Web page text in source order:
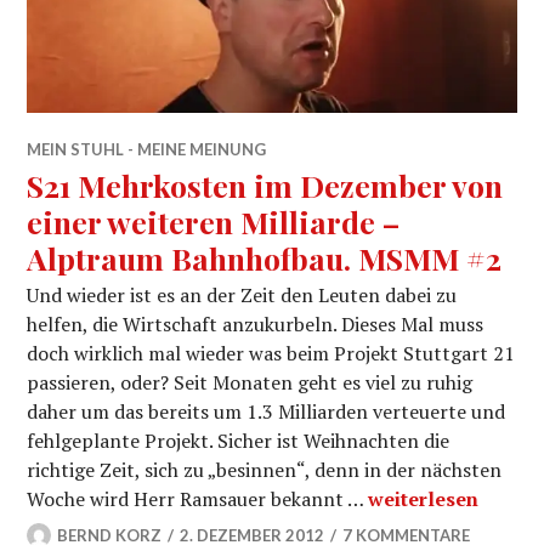
MEIN STUHL - MEINE MEINUNG
S21 Mehrkosten im Dezember von
einer weiteren Milliarde –
Alptraum Bahnhofbau. MSMM #2
Und wieder ist es an der Zeit den Leuten dabei zu
helfen, die Wirtschaft anzukurbeln. Dieses Mal muss
doch wirklich mal wieder was beim Projekt Stuttgart 21
passieren, oder? Seit Monaten geht es viel zu ruhig
daher um das bereits um 1.3 Milliarden verteuerte und
fehlgeplante Projekt. Sicher ist Weihnachten die
richtige Zeit, sich zu „besinnen“, denn in der nächsten
Woche wird Herr Ramsauer bekannt …S21 Mehrkosten
weiterlesen
BERND KORZ 2. DEZEMBER 2012 7 KOMMENTARE